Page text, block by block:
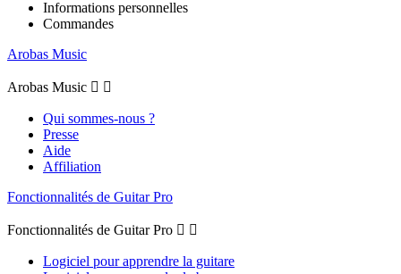
Informations personnelles
Commandes
Arobas Music
Arobas Music  
Qui sommes-nous ?
Presse
Aide
Affiliation
Fonctionnalités de Guitar Pro
Fonctionnalités de Guitar Pro  
Logiciel pour apprendre la guitare